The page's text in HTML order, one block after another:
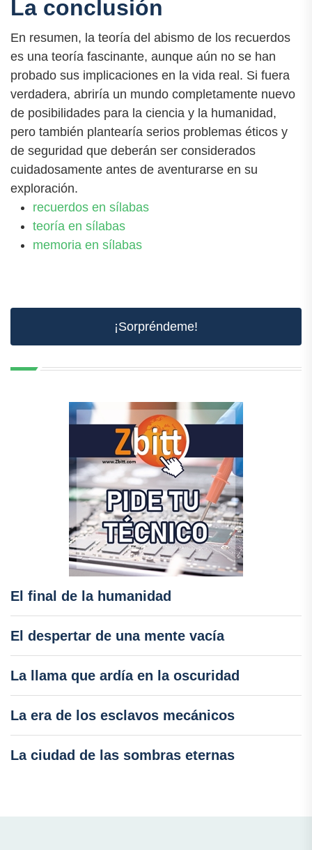
La conclusión
En resumen, la teoría del abismo de los recuerdos
es una teoría fascinante, aunque aún no se han
probado sus implicaciones en la vida real. Si fuera
verdadera, abriría un mundo completamente nuevo
de posibilidades para la ciencia y la humanidad,
pero también plantearía serios problemas éticos y
de seguridad que deberán ser considerados
cuidadosamente antes de aventurarse en su
exploración.
recuerdos en sílabas
teoría en sílabas
memoria en sílabas
¡Sorpréndeme!
El final de la humanidad
El despertar de una mente vacía
La llama que ardía en la oscuridad
La era de los esclavos mecánicos
La ciudad de las sombras eternas